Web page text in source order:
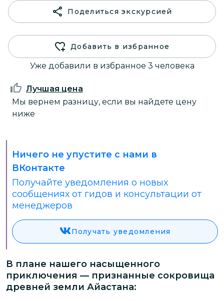
Поделиться экскурсией
Добавить в избранное
Уже добавили в избранное 3 человека
Лучшая цена
Мы вернем разницу, если вы найдете цену
ниже
Ничего не упустите с нами в
ВКонтакте
Получайте уведомления о новых
сообщениях от гидов и консультации от
менеджеров
Получать уведомления
В плане нашего насыщенного
приключения — признанные сокровища
древней земли Айастана: